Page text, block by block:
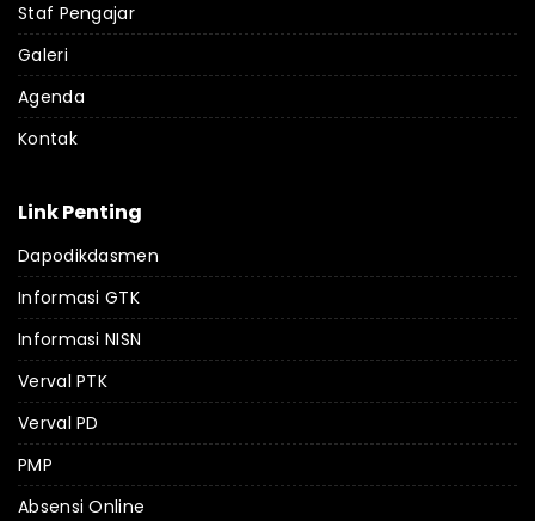
Staf Pengajar
Galeri
Agenda
Kontak
Link Penting
Dapodikdasmen
Informasi GTK
Informasi NISN
Verval PTK
Verval PD
PMP
Absensi Online